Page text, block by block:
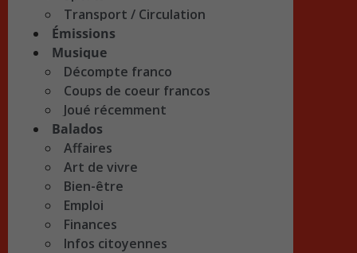
Transport / Circulation
Émissions
Musique
Décompte franco
Coups de coeur francos
Joué récemment
Balados
Affaires
Art de vivre
Bien-être
Emploi
Finances
Infos citoyennes